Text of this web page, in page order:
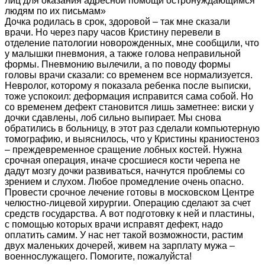
людям по их письмам»
Дочка родилась в срок, здоровой – так мне сказали
врачи. Но через пару часов Кристину перевели в
отделение патологии новорожденных, мне сообщили, что
у малышки пневмония, а также голова неправильной
формы. Пневмонию вылечили, а по поводу формы
головы врачи сказали: со временем все нормализуется.
Невролог, которому я показала ребенка после выписки,
тоже успокоил: деформация исправится сама собой. Но
со временем дефект становится лишь заметнее: виски у
дочки сдавлены, лоб сильно выпирает. Мы снова
обратились в больницу, в этот раз сделали компьютерную
томографию, и выяснилось, что у Кристины краниостеноз
– преждевременное сращение лобных костей. Нужна
срочная операция, иначе сросшиеся кости черепа не
дадут мозгу дочки развиваться, начнутся проблемы со
зрением и слухом. Любое промедление очень опасно.
Провести срочное лечение готовы в московском Центре
челюстно-лицевой хирургии. Операцию сделают за счет
средств государства. А вот подготовку к ней и пластины,
с помощью которых врачи исправят дефект, надо
оплатить самим. У нас нет такой возможности, растим
двух маленьких дочерей, живем на зарплату мужа –
военнослужащего. Помогите, пожалуйста!